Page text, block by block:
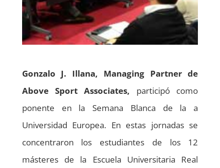
Gonzalo J. Illana, Managing Partner de
Above Sport Associates, participó como
ponente en la Semana Blanca de la a
Universidad Europea. En estas jornadas se
concentraron los estudiantes de los 12
másteres de la Escuela Universitaria Real